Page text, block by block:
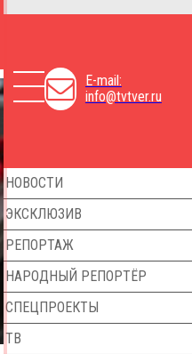
E-mail:
info@tvtver.ru
НОВОСТИ
ЭКСКЛЮЗИВ
РЕПОРТАЖ
НАРОДНЫЙ РЕПОРТЁР
СПЕЦПРОЕКТЫ
ТВ